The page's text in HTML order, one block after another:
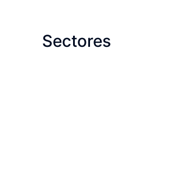
Sectores